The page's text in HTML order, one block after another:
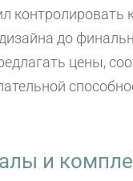
до
цены,
и